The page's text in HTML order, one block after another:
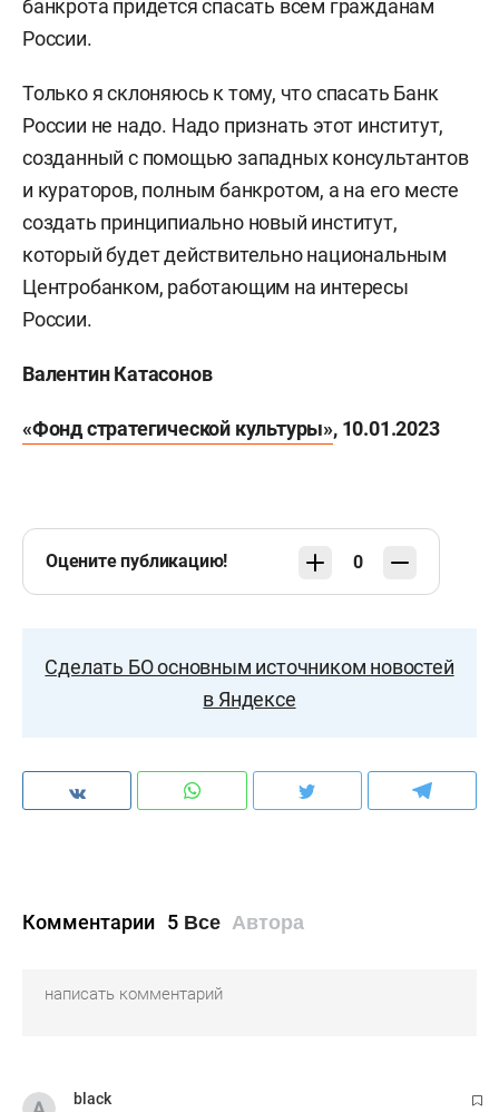
банкрота придется спасать всем гражданам
России.
Только я склоняюсь к тому, что спасать Банк
России не надо. Надо признать этот институт,
созданный с помощью западных консультантов
и кураторов, полным банкротом, а на его месте
создать принципиально новый институт,
который будет действительно национальным
Центробанком, работающим на интересы
России.
Валентин Катасонов
«Фонд стратегической культуры», 10.01.2023
Оцените публикацию! 0
Сделать БО основным источником новостей
в Яндексе
Комментарии 5 Все Автора
black